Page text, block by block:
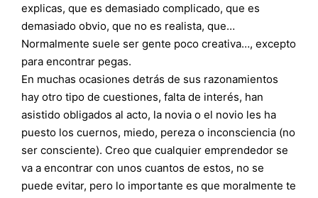
explicas, que es demasiado complicado, que es
demasiado obvio, que no es realista, que…
Normalmente suele ser gente poco creativa…, excepto
para encontrar pegas.
En muchas ocasiones detrás de sus razonamientos
hay otro tipo de cuestiones, falta de interés, han
asistido obligados al acto, la novia o el novio les ha
puesto los cuernos, miedo, pereza o inconsciencia (no
ser consciente). Creo que cualquier emprendedor se
va a encontrar con unos cuantos de estos, no se
puede evitar, pero lo importante es que moralmente te